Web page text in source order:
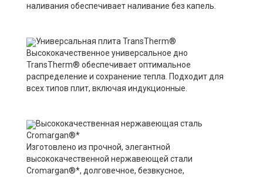
наливания обеспечивает наливание без капель.
Универсальная плита TransTherm®
Высококачественное универсальное дно
TransTherm® обеспечивает оптимальное
распределение и сохранение тепла. Подходит для
всех типов плит, включая индукционные.
Высококачественная нержавеющая сталь
Cromargan®*
Изготовлено из прочной, элегантной
высококачественной нержавеющей стали
Cromargan®*, долговечное, безвкусное,